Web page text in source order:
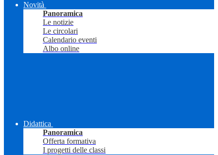
Novità
Panoramica
Le notizie
Le circolari
Calendario eventi
Albo online
Didattica
Panoramica
Offerta formativa
I progetti delle classi